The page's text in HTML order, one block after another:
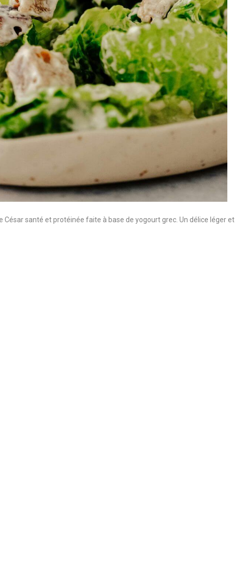
santé et protéinée faite à base de yogourt grec. Un délice léger et